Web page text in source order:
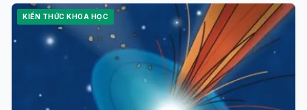
KIẾN THỨC KHOA HỌC